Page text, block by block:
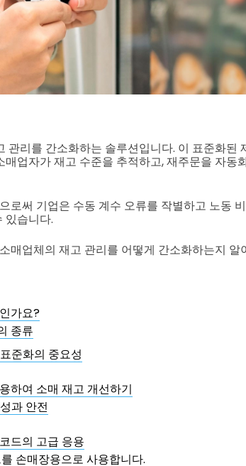
관리를 간소화하는 솔루션입니다. 이 표준화된
업자가 재고 수준을 추적하고, 재주문을 자동
로써 기업은 수동 계수 오류를 작별하고 노동
있습니다.
매업체의 재고 관리를 어떻게 간소화하는지 알
가요?
종류
준화의 중요성
하여 소매 재고 개선하기
과 안전
드의 고급 응용
손매장용으로 사용합니다.